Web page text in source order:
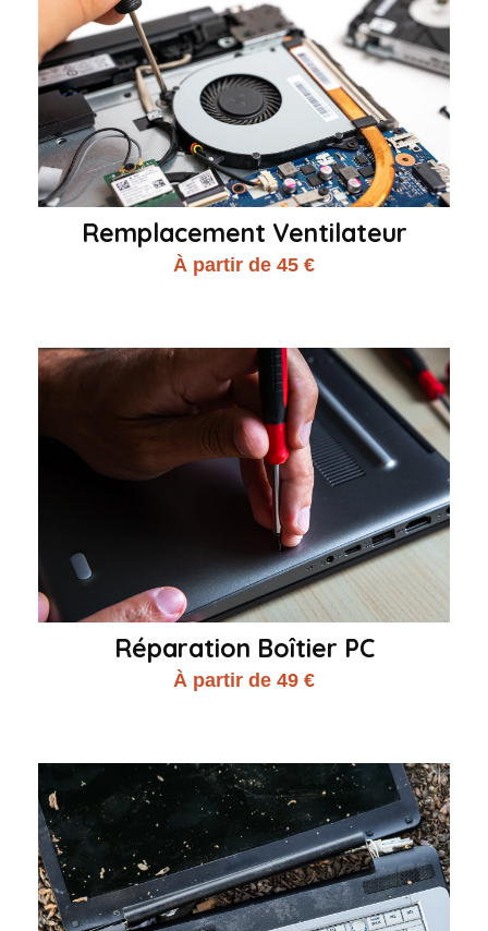
Remplacement Ventilateur
À partir de 45 €
Réparation Boîtier PC
À partir de 49 €